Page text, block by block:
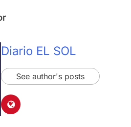
Diario EL SOL
See author's posts